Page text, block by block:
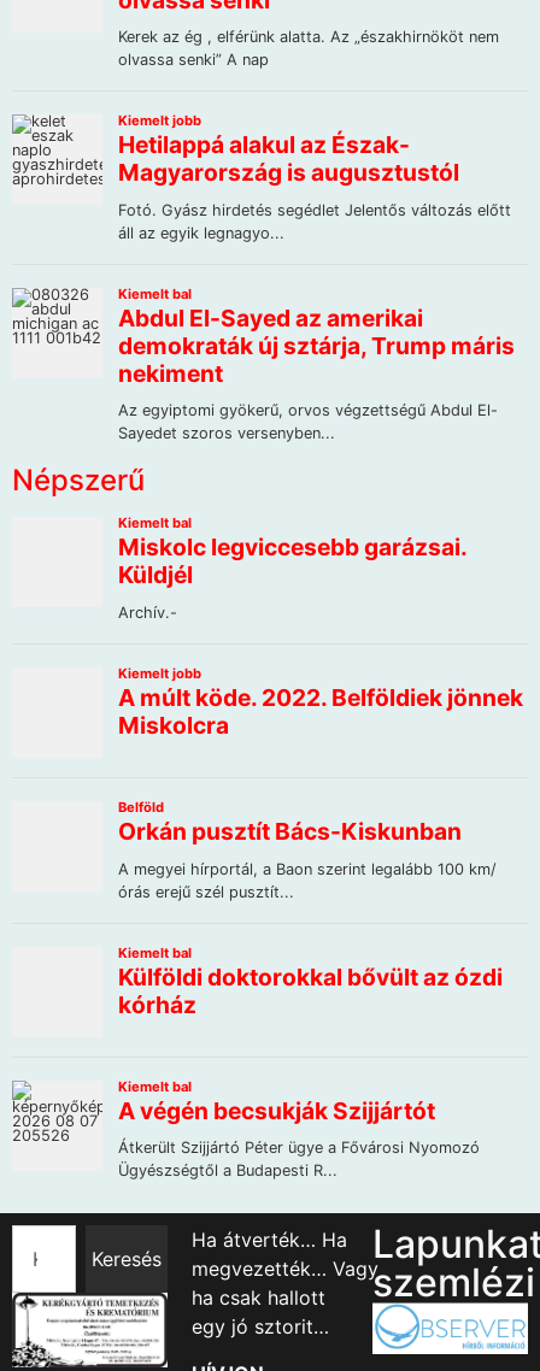
Népszerű
Keresés
Ha átverték… Ha
megvezették… Vagy
ha csak hallott
egy jó sztorit…
szemlézi